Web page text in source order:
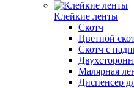
Клейкие ленты
Скотч
Цветной
Скотч с
Малярная
Диспенсер